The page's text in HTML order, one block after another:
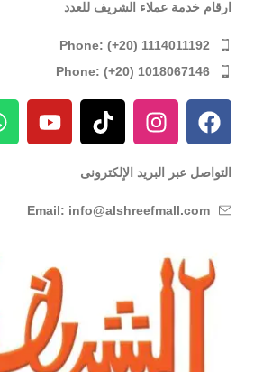
ارقام خدمة عملاء الشريف للعدد
Phone: (+20) 1114011192
Phone: (+20) 1018067146
التواصل عبر البريد الإلكترونى
Email: info@alshreefmall.com